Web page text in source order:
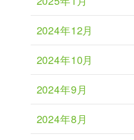
2024年12月
2024年10月
2024年9月
2024年8月